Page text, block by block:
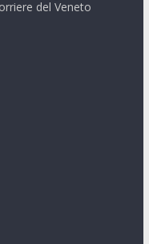
del Veneto